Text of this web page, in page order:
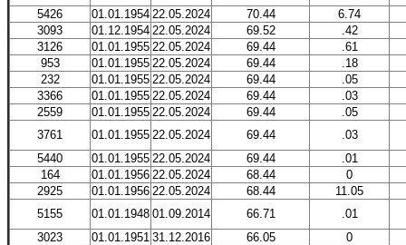
5426
01.01.1954 22.05.2024 70.44
6.74
3093
01.12.1954 22.05.2024 69.52
.42
3126
01.01.1955 22.05.2024 69.44
.61
953
01.01.1955 22.05.2024 69.44
.18
232
01.01.1955 22.05.2024 69.44
.05
3366
01.01.1955 22.05.2024 69.44
.03
2559
01.01.1955 22.05.2024 69.44
.05
3761
01.01.1955 22.05.2024 69.44
.03
5440
01.01.1955 22.05.2024 69.44
.01
164
01.01.1956 22.05.2024 68.44
0
2925
01.01.1956 22.05.2024 68.44
11.05
5155
01.01.1948 01.09.2014 66.71
.01
3023
01.01.1951 31.12.2016 66.05
0